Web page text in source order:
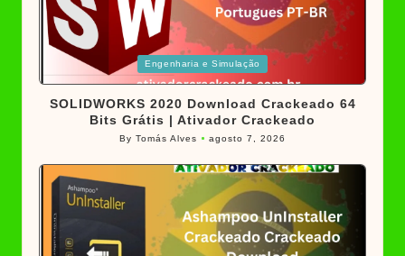
Posted
in
Engenharia e Simulação
SOLIDWORKS 2020 Download Crackeado 64
Bits Grátis | Ativador Crackeado
Posted
ByTomás Alves agosto 7, 2026